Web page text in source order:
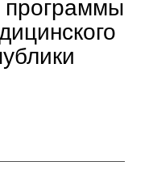
программы